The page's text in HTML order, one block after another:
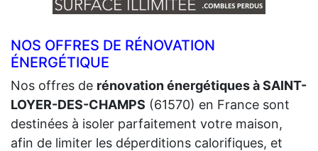
NOS OFFRES DE RÉNOVATION
ÉNERGÉTIQUE
Nos offres de rénovation énergétiques à SAINT-
LOYER-DES-CHAMPS (61570) en France sont
destinées à isoler parfaitement votre maison,
afin de limiter les déperditions calorifiques, et